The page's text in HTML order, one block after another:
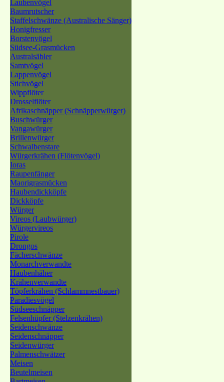
Laubenvögel
Baumrutscher
Staffelschwänze (Australische Sänger)
Honigfresser
Borstenvögel
Südsee-Grasmücken
Australsäbler
Samtvögel
Lappenvögel
Stichvögel
Wippflöter
Drosselflöter
Afrikaschnäpper (Schnäpperwürger)
Buschwürger
Vangawürger
Brillenwürger
Schwalbenstare
Würgerkrähen (Flötenvögel)
Ioras
Raupenfänger
Maorigrasmücken
Haubendickköpfe
Dickköpfe
Würger
Vireos (Laubwürger)
Würgervireos
Pirole
Drongos
Fächerschwänze
Monarchverwandte
Haubenhäher
Krähenverwandte
Töpferkrähen (Schlammnestbauer)
Paradiesvögel
Südseeschnäpper
Felsenhüpfer (Stelzenkrähen)
Seidenschwänze
Seidenschnäpper
Seidenwürger
Palmenschwätzer
Meisen
Beutelmeisen